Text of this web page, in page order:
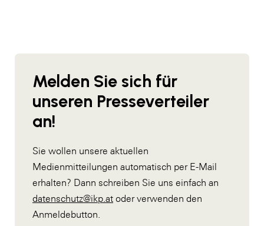
Melden Sie sich für
unseren Presseverteiler
an!
Sie wollen unsere aktuellen
Medienmitteilungen automatisch per E-Mail
erhalten? Dann schreiben Sie uns einfach an
datenschutz@ikp.at oder verwenden den
Anmeldebutton.